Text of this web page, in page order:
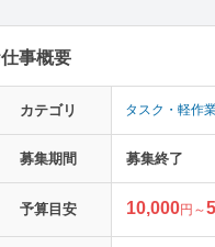
事概要
カテゴリ タスク・軽作
募集期間 募集終了
予算目安 10,000円～